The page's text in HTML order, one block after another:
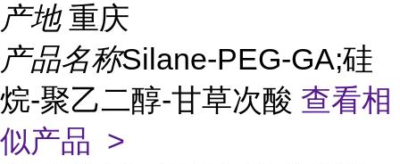
产地 重庆
产品名称Silane-PEG-GA;硅
烷-聚乙二醇-甘草次酸 查看相
似产品 >